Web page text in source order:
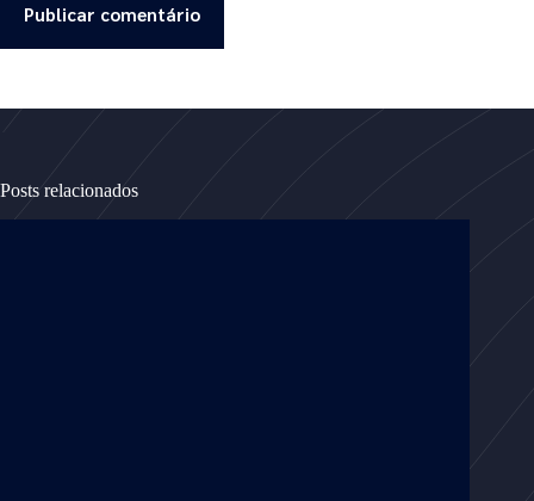
Publicar comentário
Posts relacionados